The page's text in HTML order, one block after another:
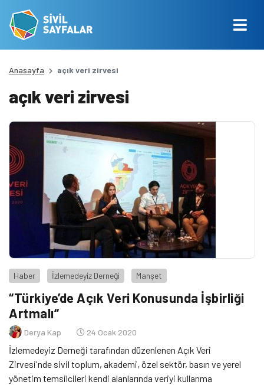
Anasayfa açık veri zirvesi
açık veri zirvesi
Haber İzlemedeyiz Derneği Manşet
“Türkiye’de Açık Veri Konusunda İşbirliği
Artmalı“
Derya Kap 24 Ocak 2020
İzlemedeyiz Derneği tarafından düzenlenen Açık Veri
Zirvesi'nde sivil toplum, akademi, özel sektör, basın ve yerel
yönetim temsilcileri kendi alanlarında veriyi kullanma